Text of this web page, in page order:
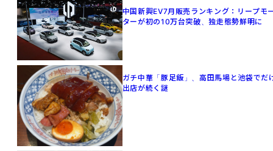
中国新興EV7月販売ランキング：リープモ
ターが初の10万台突破、独走態勢鮮明に
ガチ中華「豚足飯」、高田馬場と池袋でだ
出店が続く謎